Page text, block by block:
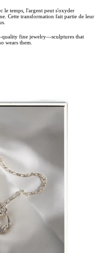
le temps, l'argent peut s'oxyder
Cette transformation fait partie de leur
quality fine jewelry—sculptures that
wears them.